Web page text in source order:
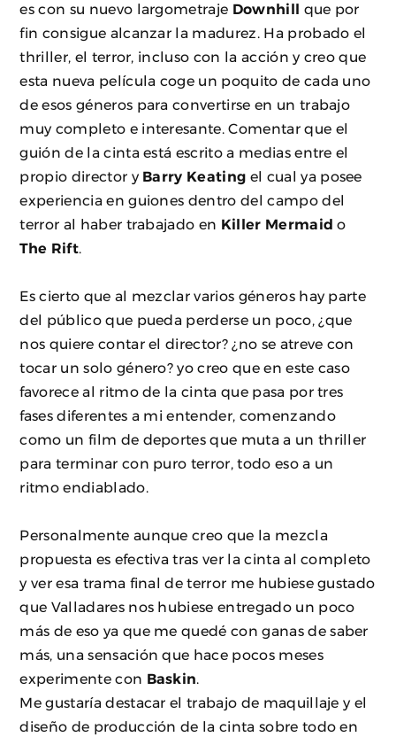
es con su nuevo largometraje Downhill que por
fin consigue alcanzar la madurez. Ha probado el
thriller, el terror, incluso con la acción y creo que
esta nueva película coge un poquito de cada uno
de esos géneros para convertirse en un trabajo
muy completo e interesante. Comentar que el
guión de la cinta está escrito a medias entre el
propio director y Barry Keating el cual ya posee
experiencia en guiones dentro del campo del
terror al haber trabajado en Killer Mermaid o
The Rift.
Es cierto que al mezclar varios géneros hay parte
del público que pueda perderse un poco, ¿que
nos quiere contar el director? ¿no se atreve con
tocar un solo género? yo creo que en este caso
favorece al ritmo de la cinta que pasa por tres
fases diferentes a mi entender, comenzando
como un film de deportes que muta a un thriller
para terminar con puro terror, todo eso a un
ritmo endiablado.
Personalmente aunque creo que la mezcla
propuesta es efectiva tras ver la cinta al completo
y ver esa trama final de terror me hubiese gustado
que Valladares nos hubiese entregado un poco
más de eso ya que me quedé con ganas de saber
más, una sensación que hace pocos meses
experimente con Baskin
Me gustaría destacar el trabajo de maquillaje y el
diseño de producción de la cinta sobre todo en